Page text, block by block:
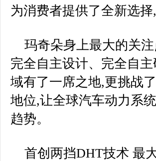
为消费者提供了全新选
玛奇朵身上最大的关
完全自主设计、完全自
域有了一席之地,更挑战
地位,让全球汽车动力系
趋势。
首创两挡DHT技术 最